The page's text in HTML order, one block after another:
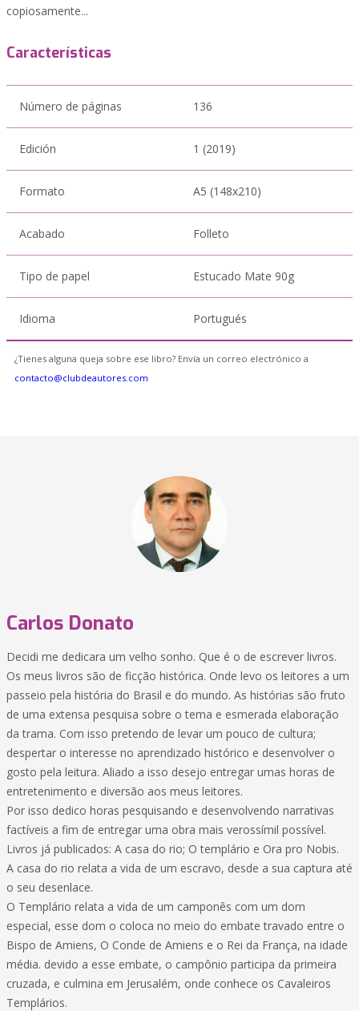
copiosamente...
Características
Número de páginas 136
Edición 1 (2019)
Formato A5 (148x210)
Acabado Folleto
Tipo de papel Estucado Mate 90g
Idioma Portugués
¿Tienes alguna queja sobre ese libro? Envía un correo electrónico a
contacto@clubdeautores.com
Carlos Donato
Decidi me dedicara um velho sonho. Que é o de escrever livros.
Os meus livros são de ficção histórica. Onde levo os leitores a um
passeio pela história do Brasil e do mundo. As histórias são fruto
de uma extensa pesquisa sobre o tema e esmerada elaboração
da trama. Com isso pretendo de levar um pouco de cultura;
despertar o interesse no aprendizado histórico e desenvolver o
gosto pela leitura. Aliado a isso desejo entregar umas horas de
entretenimento e diversão aos meus leitores.
Por isso dedico horas pesquisando e desenvolvendo narrativas
factíveis a fim de entregar uma obra mais verossímil possível.
Livros já publicados: A casa do rio; O templário e Ora pro Nobis.
A casa do rio relata a vida de um escravo, desde a sua captura até
o seu desenlace.
O Templário relata a vida de um camponês com um dom
especial, esse dom o coloca no meio do embate travado entre o
Bispo de Amiens, O Conde de Amiens e o Rei da França, na idade
média. devido a esse embate, o campônio participa da primeira
cruzada, e culmina em Jerusalém, onde conhece os Cavaleiros
Templários.